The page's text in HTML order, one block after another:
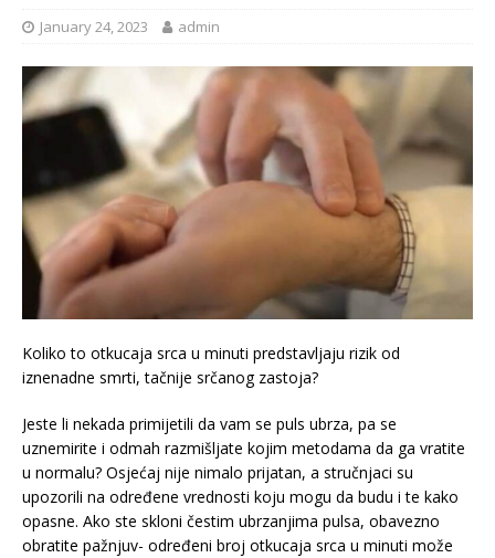
January 24, 2023 admin
Koliko to otkucaja srca u minuti predstavljaju rizik od
iznenadne smrti, tačnije srčanog zastoja?
Jeste li nekada primijetili da vam se puls ubrza, pa se
uznemirite i odmah razmišljate kojim metodama da ga vratite
u normalu? Osjećaj nije nimalo prijatan, a stručnjaci su
upozorili na određene vrednosti koju mogu da budu i te kako
opasne. Ako ste skloni čestim ubrzanjima pulsa, obavezno
obratite pažnjuv- određeni broj otkucaja srca u minuti može